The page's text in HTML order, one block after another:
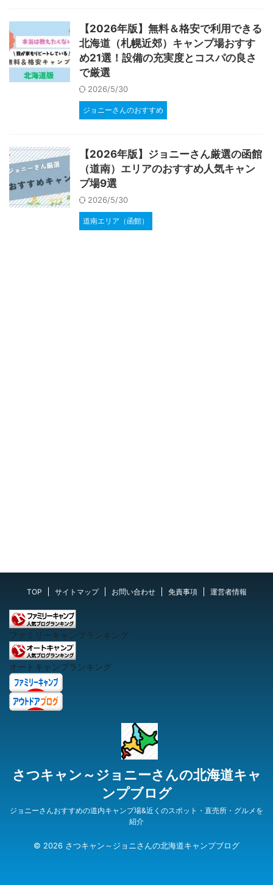
【2026年版】無料＆格安で利用できる
北海道（札幌近郊）キャンプ場おすす
め21選！設備の充実度とコスパの良さ
で厳選
2026/5/30
ジョニーさんのおすすめ
【2026年版】ジョニーさん厳選の函館
（道南）エリアのおすすめ人気キャン
プ場9選
2026/5/30
道南エリア（函館）
TOP サイトマップ お問い合わせ 免責事項 運営者情報
ファミリーキャンプランキング
オートキャンプランキング
さつキャン～ジョニーさんの北海道キャ
ンプブログ
ジョニーさんおすすめの道内キャンプ場&近くのスポット・直売所・グルメを
紹介
© 2026 さつキャン～ジョニさんの北海道キャンプブログ